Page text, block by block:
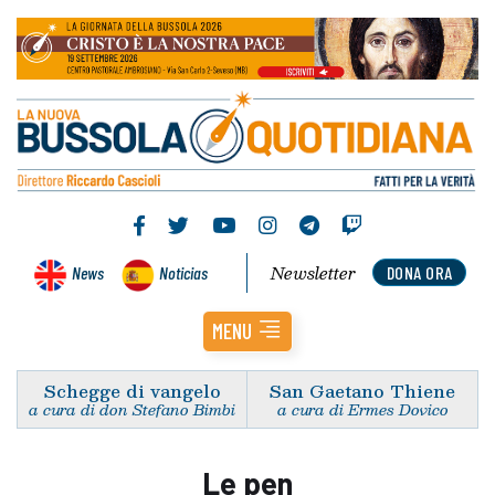
News Noticias DONA ORA
Newsletter
MENU
Schegge di vangelo
a cura di don Stefano Bimbi
San Gaetano Thiene
a cura di Ermes Dovico
Le pen